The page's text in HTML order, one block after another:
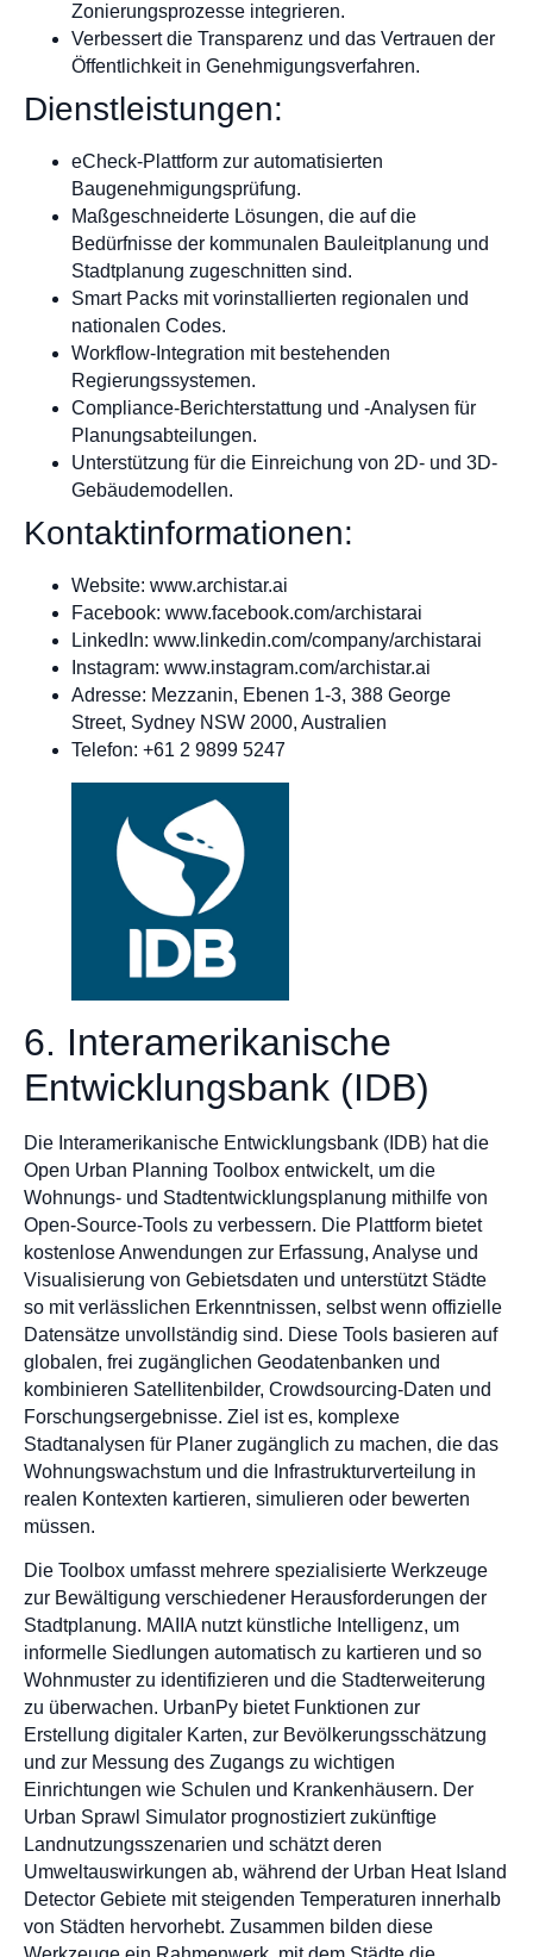
Zonierungsprozesse integrieren.
Verbessert die Transparenz und das Vertrauen der
Öffentlichkeit in Genehmigungsverfahren.
Dienstleistungen:
eCheck-Plattform zur automatisierten
Baugenehmigungsprüfung.
Maßgeschneiderte Lösungen, die auf die
Bedürfnisse der kommunalen Bauleitplanung und
Stadtplanung zugeschnitten sind.
Smart Packs mit vorinstallierten regionalen und
nationalen Codes.
Workflow-Integration mit bestehenden
Regierungssystemen.
Compliance-Berichterstattung und -Analysen für
Planungsabteilungen.
Unterstützung für die Einreichung von 2D- und 3D-
Gebäudemodellen.
Kontaktinformationen:
Website: www.archistar.ai
Facebook: www.facebook.com/archistarai
LinkedIn: www.linkedin.com/company/archistarai
Instagram: www.instagram.com/archistar.ai
Adresse: Mezzanin, Ebenen 1-3, 388 George
Street, Sydney NSW 2000, Australien
Telefon: +61 2 9899 5247
6. Interamerikanische
Entwicklungsbank (IDB)
Die Interamerikanische Entwicklungsbank (IDB) hat die
Open Urban Planning Toolbox entwickelt, um die
Wohnungs- und Stadtentwicklungsplanung mithilfe von
Open-Source-Tools zu verbessern. Die Plattform bietet
kostenlose Anwendungen zur Erfassung, Analyse und
Visualisierung von Gebietsdaten und unterstützt Städte
so mit verlässlichen Erkenntnissen, selbst wenn offizielle
Datensätze unvollständig sind. Diese Tools basieren auf
globalen, frei zugänglichen Geodatenbanken und
kombinieren Satellitenbilder, Crowdsourcing-Daten und
Forschungsergebnisse. Ziel ist es, komplexe
Stadtanalysen für Planer zugänglich zu machen, die das
Wohnungswachstum und die Infrastrukturverteilung in
realen Kontexten kartieren, simulieren oder bewerten
müssen.
Die Toolbox umfasst mehrere spezialisierte Werkzeuge
zur Bewältigung verschiedener Herausforderungen der
Stadtplanung. MAIIA nutzt künstliche Intelligenz, um
informelle Siedlungen automatisch zu kartieren und so
Wohnmuster zu identifizieren und die Stadterweiterung
zu überwachen. UrbanPy bietet Funktionen zur
Erstellung digitaler Karten, zur Bevölkerungsschätzung
und zur Messung des Zugangs zu wichtigen
Einrichtungen wie Schulen und Krankenhäusern. Der
Urban Sprawl Simulator prognostiziert zukünftige
Landnutzungsszenarien und schätzt deren
Umweltauswirkungen ab, während der Urban Heat Island
Detector Gebiete mit steigenden Temperaturen innerhalb
von Städten hervorhebt. Zusammen bilden diese